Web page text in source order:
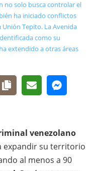
venezolano
expandir su territorio
al menos a 90